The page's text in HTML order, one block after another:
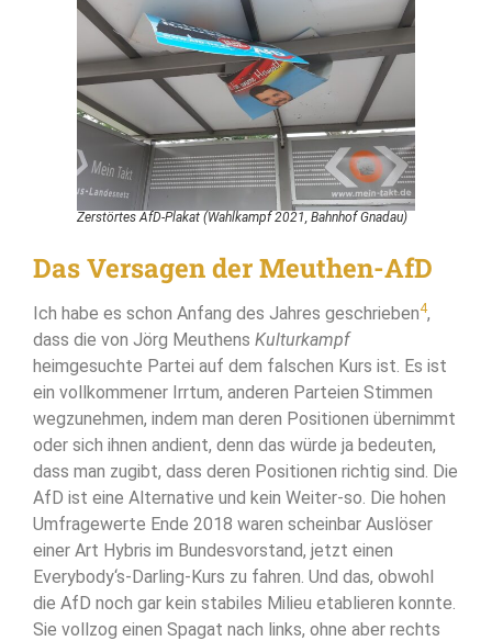
Zerstörtes AfD-Plakat (Wahlkampf 2021, Bahnhof Gnadau)
Das Versagen der Meuthen-AfD
Ich habe es schon Anfang des Jahres geschrieben4,
dass die von Jörg Meuthens Kulturkampf
heimgesuchte Partei auf dem falschen Kurs ist. Es ist
ein vollkommener Irrtum, anderen Parteien Stimmen
wegzunehmen, indem man deren Positionen übernimmt
oder sich ihnen andient, denn das würde ja bedeuten,
dass man zugibt, dass deren Positionen richtig sind. Die
AfD ist eine Alternative und kein Weiter-so. Die hohen
Umfragewerte Ende 2018 waren scheinbar Auslöser
einer Art Hybris im Bundesvorstand, jetzt einen
Everybody‘s-Darling-Kurs zu fahren. Und das, obwohl
die AfD noch gar kein stabiles Milieu etablieren konnte.
Sie vollzog einen Spagat nach links, ohne aber rechts